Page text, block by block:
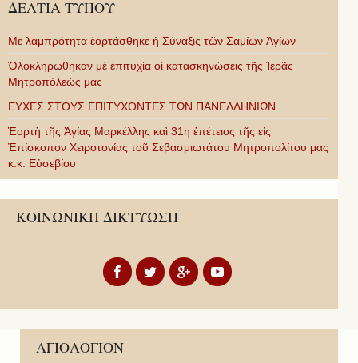
ΔΕΛΤΙΑ ΤΥΠΟΥ
Με λαμπρότητα ἑορτάσθηκε ἡ Σύναξις τῶν Σαμίων Ἁγίων
Ὁλοκληρώθηκαν μὲ ἐπιτυχία οἱ κατασκηνώσεις τῆς Ἱερᾶς
Μητροπόλεώς μας
ΕΥΧΕΣ ΣΤΟΥΣ ΕΠΙΤΥΧΟΝΤΕΣ ΤΩΝ ΠΑΝΕΛΛΗΝΙΩΝ
Ἑορτὴ τῆς Ἁγίας Μαρκέλλης καὶ 31η ἐπέτειος τῆς εἰς
Ἐπίσκοπον Χειροτονίας τοῦ Σεβασμιωτάτου Μητροπολίτου μας
κ.κ. Εὐσεβίου
ΚΟΙΝΩΝΙΚΗ ΔΙΚΤΥΩΣΗ
ΑΓΙΟΛΟΓΙΟΝ